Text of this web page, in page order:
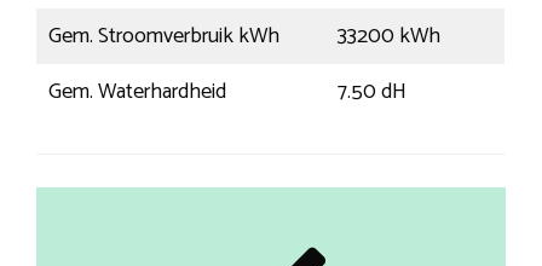
Gem. Stroomverbruik kWh
33200 kWh
Gem. Waterhardheid
7.50 dH